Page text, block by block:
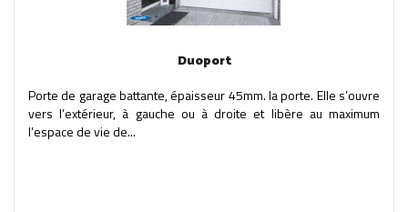
Duoport
Porte de garage battante, épaisseur 45mm. la porte. Elle s’ouvre
vers l’extérieur, à gauche ou à droite et libère au maximum
l’espace de vie de...